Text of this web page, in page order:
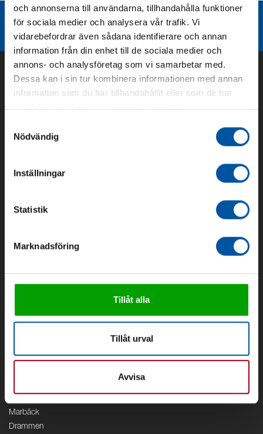
och annonserna till användarna, tillhandahålla funktioner
för sociala medier och analysera vår trafik. Vi
vidarebefordrar även sådana identifierare och annan
information från din enhet till de sociala medier och
annons- och analysföretag som vi samarbetar med.
Dessa kan i sin tur kombinera informationen med annan
information som du har tillhandahållit eller som de har
samlat in när du har använt deras tjänster.
Nödvändig
Inställningar
Statistik
Marknadsföring
Tillåt alla
Tillåt urval
Avvisa
Liknande produktgrupper
Områden
Vattenrening
Geoenergi
Debe
Marbäck
Drammen